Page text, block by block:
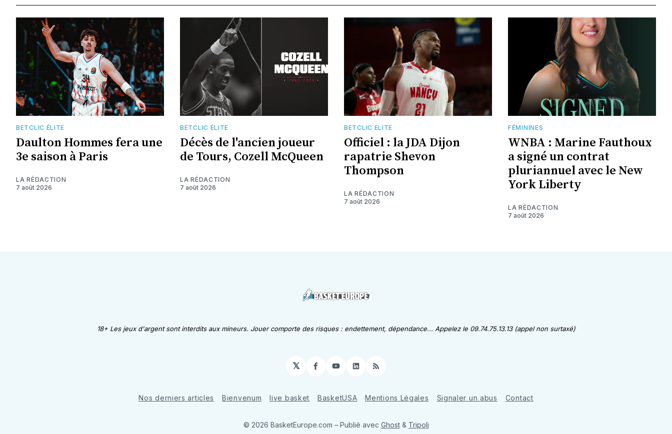
BETCLIC ÉLITE
Daulton Hommes fera une
3e saison à Paris
LA RÉDACTION
7 août 2026
BETCLIC ÉLITE
Décès de l'ancien joueur
de Tours, Cozell McQueen
LA RÉDACTION
7 août 2026
BETCLIC ELITE
Officiel : la JDA Dijon
rapatrie Shevon
Thompson
LA RÉDACTION
7 août 2026
FÉMININES
WNBA : Marine Fauthoux
a signé un contrat
pluriannuel avec le New
York Liberty
LA RÉDACTION
7 août 2026
18+ Les jeux d'argent sont interdits aux mineurs. Jouer comporte des risques : endettement, dépendance... Appelez le 09.74.75.13.13 (appel non surtaxé)
𝕏 Facebook
YouTube
LinkedIn
RSS
Nos derniers articles Bienvenum live basket BasketUSA Mentions Légales Signaler un abus Contact
© 2026 BasketEurope.com – Publié avec Ghost& Tripoli